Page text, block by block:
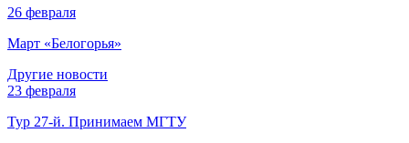
26 февраля
Март «Белогорья»
Другие новости
23 февраля
Тур 27-й. Принимаем МГТУ